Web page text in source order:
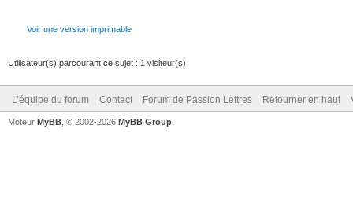
Voir une version imprimable
Utilisateur(s) parcourant ce sujet : 1 visiteur(s)
L’équipe du forum Contact Forum de Passion Lettres Retourner en haut
Moteur MyBB , © 2002-2026 MyBB Group